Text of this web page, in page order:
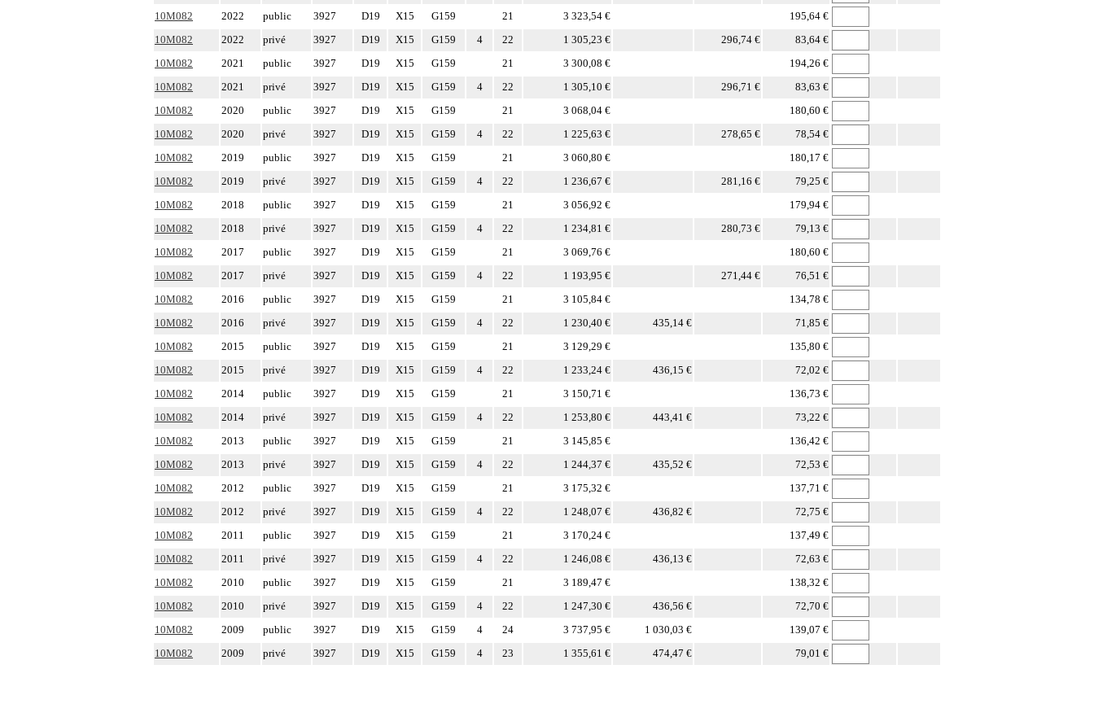
10M082
2022 public 3927 D19 X15 G159 21 3 323,54 €
195,64 €
10M082
2022 privé 3927 D19 X15 G159 4 22 1 305,23 € 296,74 €
83,64 €
10M082
2021 public 3927 D19 X15 G159 21 3 300,08 €
194,26 €
10M082
2021 privé 3927 D19 X15 G159 4 22 1 305,10 € 296,71 €
83,63 €
10M082
2020 public 3927 D19 X15 G159 21 3 068,04 €
180,60 €
10M082
2020 privé 3927 D19 X15 G159 4 22 1 225,63 € 278,65 €
78,54 €
10M082
2019 public 3927 D19 X15 G159 21 3 060,80 €
180,17 €
10M082
2019 privé 3927 D19 X15 G159 4 22 1 236,67 € 281,16 €
79,25 €
10M082
2018 public 3927 D19 X15 G159 21 3 056,92 €
179,94 €
10M082
2018 privé 3927 D19 X15 G159 4 22 1 234,81 € 280,73 €
79,13 €
10M082
2017 public 3927 D19 X15 G159 21 3 069,76 €
180,60 €
10M082
2017 privé 3927 D19 X15 G159 4 22 1 193,95 € 271,44 €
76,51 €
10M082
2016 public 3927 D19 X15 G159 21 3 105,84 €
134,78 €
10M082
2016 privé 3927 D19 X15 G159 4 22 1 230,40 € 435,14 €
71,85 €
10M082
2015 public 3927 D19 X15 G159 21 3 129,29 €
135,80 €
10M082
2015 privé 3927 D19 X15 G159 4 22 1 233,24 € 436,15 €
72,02 €
10M082
2014 public 3927 D19 X15 G159 21 3 150,71 €
136,73 €
10M082
2014 privé 3927 D19 X15 G159 4 22 1 253,80 € 443,41 €
73,22 €
10M082
2013 public 3927 D19 X15 G159 21 3 145,85 €
136,42 €
10M082
2013 privé 3927 D19 X15 G159 4 22 1 244,37 € 435,52 €
72,53 €
10M082
2012 public 3927 D19 X15 G159 21 3 175,32 €
137,71 €
10M082
2012 privé 3927 D19 X15 G159 4 22 1 248,07 € 436,82 €
72,75 €
10M082
2011 public 3927 D19 X15 G159 21 3 170,24 €
137,49 €
10M082
2011 privé 3927 D19 X15 G159 4 22 1 246,08 € 436,13 €
72,63 €
10M082
2010 public 3927 D19 X15 G159 21 3 189,47 €
138,32 €
10M082
2010 privé 3927 D19 X15 G159 4 22 1 247,30 € 436,56 €
72,70 €
10M082
2009 public 3927 D19 X15 G159 4 24 3 737,95 € 1 030,03 €
139,07 €
10M082
2009 privé 3927 D19 X15 G159 4 23 1 355,61 € 474,47 € 79,01 €